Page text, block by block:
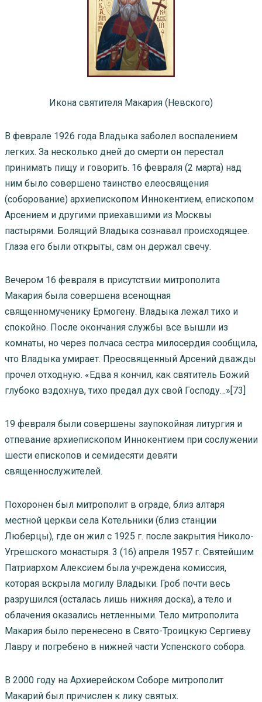
Икона святителя Макария (Невского)
В феврале 1926 года Владыка заболел воспалением
легких. За несколько дней до смерти он перестал
принимать пищу и говорить. 16 февраля (2 марта) над
ним было совершено таинство елеосвящения
(соборование) архиепископом Иннокентием, епископом
Арсением и другими приехавшими из Москвы
пастырями. Болящий Владыка сознавал происходящее.
Глаза его были открыты, сам он держал свечу.
Вечером 16 февраля в присутствии митрополита
Макария была совершена всенощная
священномученику Ермогену. Владыка лежал тихо и
спокойно. После окончания службы все вышли из
комнаты, но через полчаса сестра милосердия сообщила,
что Владыка умирает. Преосвященный Арсений дважды
прочел отходную. «Едва я кончил, как святитель Божий
глубоко вздохнув, тихо предал дух свой Господу…»[73]
19 февраля были совершены заупокойная литургия и
отпевание архиепископом Иннокентием при сослужении
шести епископов и семидесяти девяти
священнослужителей.
Похоронен был митрополит в ограде, близ алтаря
местной церкви села Котельники (близ станции
Люберцы), где он жил с 1925 г. после закрытия Николо-
Угрешского монастыря. 3 (16) апреля 1957 г. Святейшим
Патриархом Алексием была учреждена комиссия,
которая вскрыла могилу Владыки. Гроб почти весь
разрушился (осталась лишь нижняя доска), а тело и
облачения оказались нетленными. Тело митрополита
Макария было перенесено в Свято-Троицкую Сергиеву
Лавру и погребено в нижней части Успенского собора.
В 2000 году на Архиерейском Соборе митрополит
Макарий был причислен к лику святых.